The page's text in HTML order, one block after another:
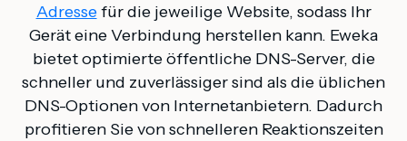
Adressefür die jeweilige Website, sodass Ihr
Gerät eine Verbindung herstellen kann. Eweka
bietet optimierte öffentliche DNS-Server, die
schneller und zuverlässiger sind als die üblichen
DNS-Optionen von Internetanbietern. Dadurch
profitieren Sie von schnelleren Reaktionszeiten